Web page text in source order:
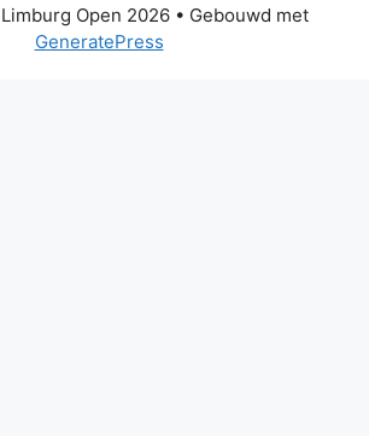
Open 2026• Gebouwd met
GeneratePress